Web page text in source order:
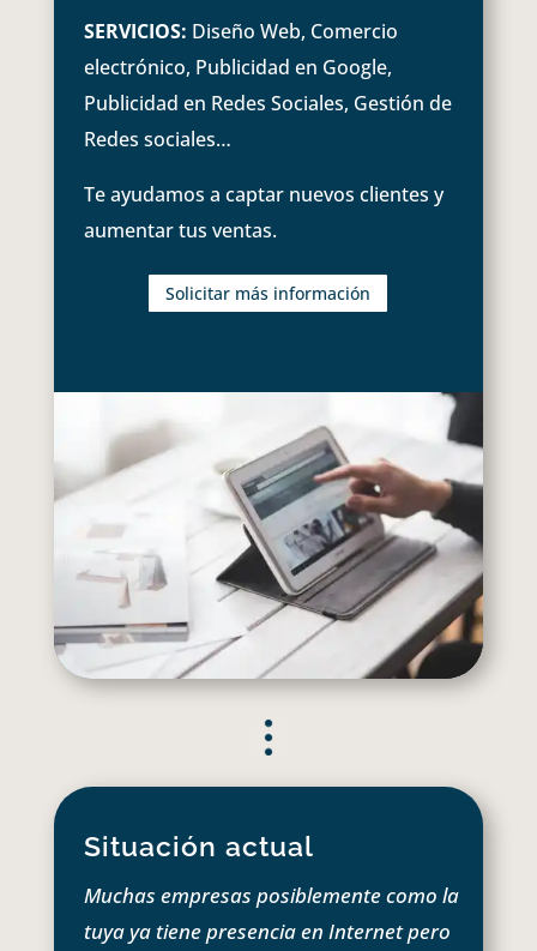
SERVICIOS: Diseño Web, Comercio
electrónico, Publicidad en Google,
Publicidad en Redes Sociales, Gestión de
Redes sociales…
Te ayudamos a captar nuevos clientes y
aumentar tus ventas.
Solicitar más información
Situación actual
Muchas empresas posiblemente como la
tuya ya tiene presencia en Internet pero